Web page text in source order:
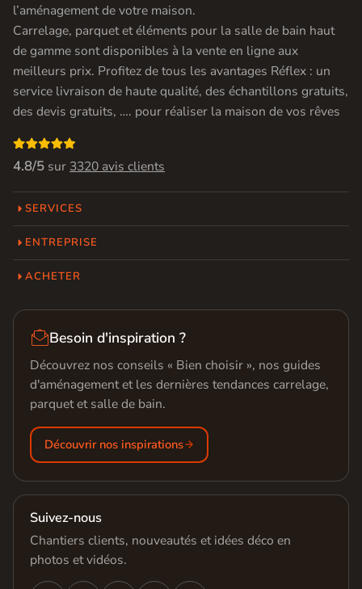
l’aménagement de votre maison.
Carrelage, parquet et éléments pour la salle de bain haut
de gamme sont disponibles à la vente en ligne aux
meilleurs prix. Profitez de tous les avantages Réflex : un
service livraison de haute qualité, des échantillons gratuits,
des devis gratuits, …. pour réaliser la maison de vos rêves

4.8/5 sur 3320 avis clients
SERVICES
ENTREPRISE
ACHETER
Besoin d'inspiration ?
Découvrez nos conseils « Bien choisir », nos guides
d'aménagement et les dernières tendances carrelage,
parquet et salle de bain.
Découvrir nos inspirations
Suivez-nous
Chantiers clients, nouveautés et idées déco en
photos et vidéos.